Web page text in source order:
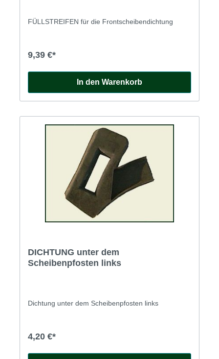
FÜLLSTREIFEN für die Frontscheibendichtung
9,39 €*
In den Warenkorb
DICHTUNG unter dem
Scheibenpfosten links
Dichtung unter dem Scheibenpfosten links
4,20 €*